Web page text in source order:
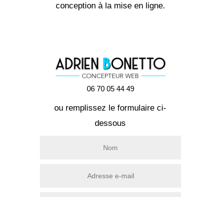
conception à la mise en ligne.
06 70 05 44 49
ou remplissez le formulaire ci-
dessous